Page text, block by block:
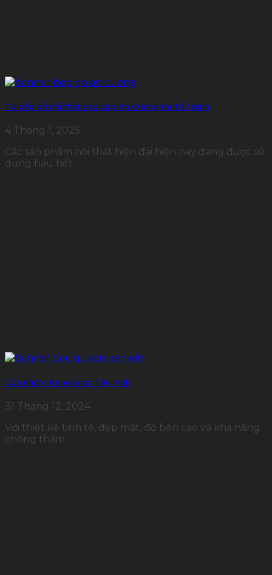
Tủ bếp gỗ nội thất cao cấp An Cường tại Tây Ninh
4 Tháng 1, 2025
Các sản phẩm nội thất hiện đại hiện nay đang được sử
dụng hầu hết
Cửa nhôm Kenwin tại Tây Ninh
31 Tháng 12, 2024
Với thiết kế tinh tế, đẹp mắt, độ bền cao và khả năng
chống thấm